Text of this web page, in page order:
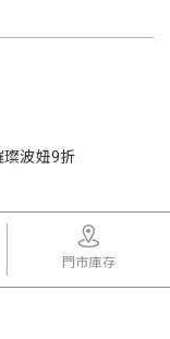
波妞9折
門市庫存